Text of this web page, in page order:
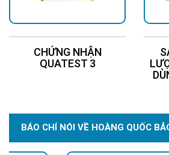
CHỨNG NHẬN
QUATEST 3
BÁO CHÍ NÓI VỀ HOÀNG QUỐC